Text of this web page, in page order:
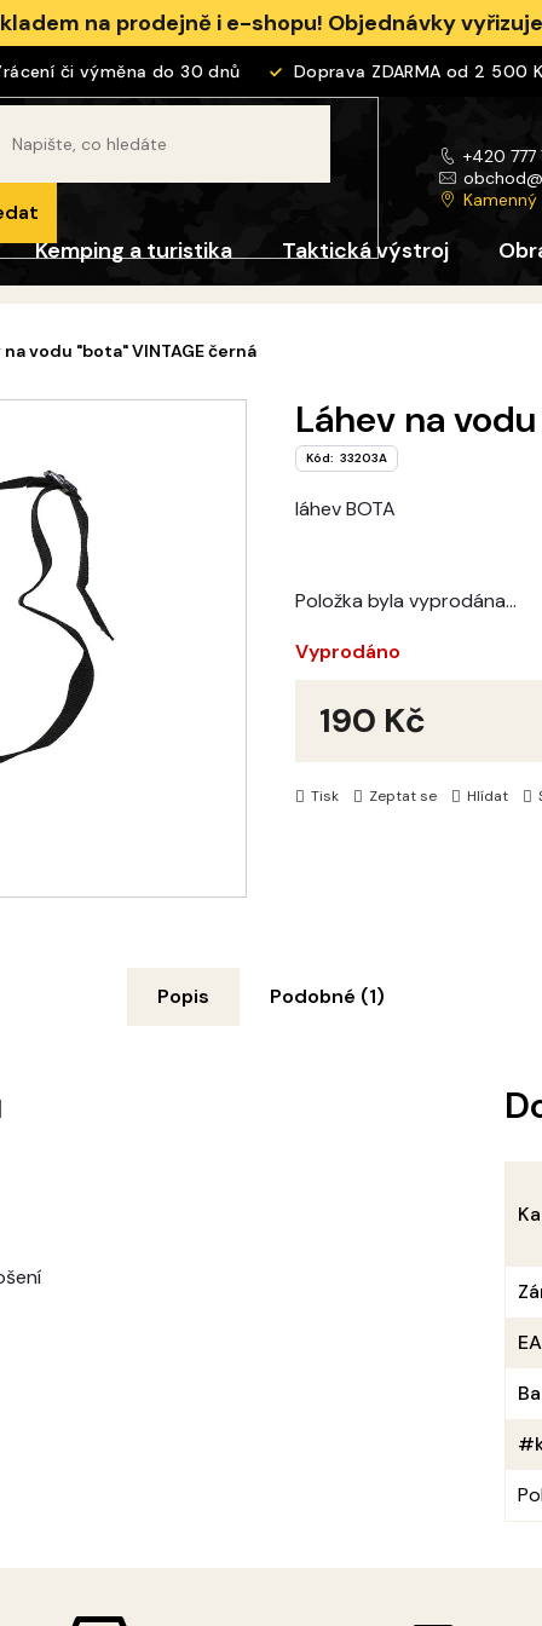
na prodejně i e-shopu! Objednávky
či výměna do 30 dnů Doprava ZDARMA od 2 500 Kč
+420 777
obchod@
Kemping a turistika Taktická výstroj
na vodu "bota" VINTAGE černá
Položka byla vyprodána…
láhev BOTA
Tisk Zeptat se Hlídat
Láhev na
Kód: 33203A
Vyprodáno
190 Kč
cena:
Popis Podobné (1)